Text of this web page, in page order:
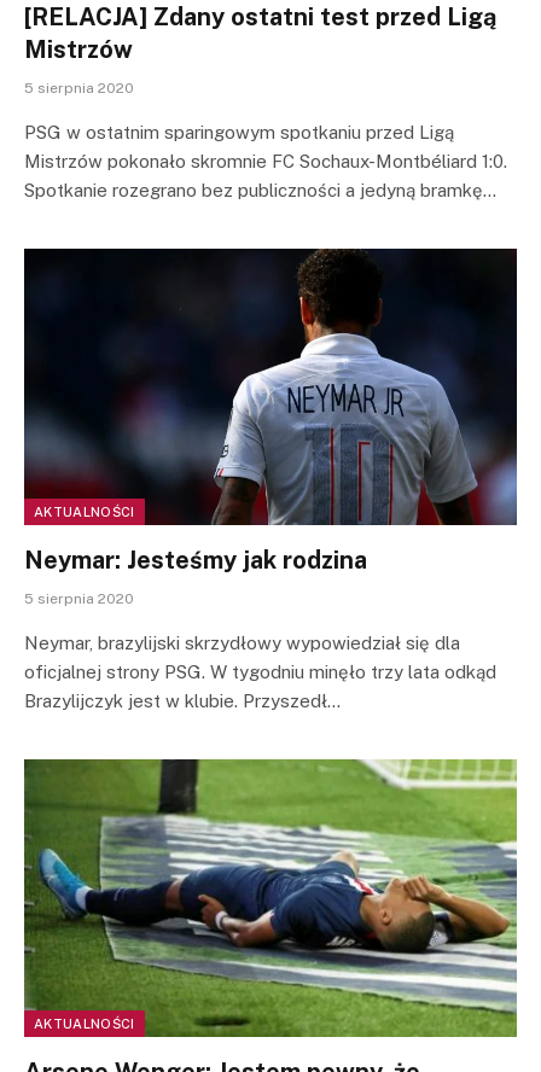
[RELACJA] Zdany ostatni test przed Ligą
Mistrzów
5 sierpnia 2020
PSG w ostatnim sparingowym spotkaniu przed Ligą
Mistrzów pokonało skromnie FC Sochaux-Montbéliard 1:0.
Spotkanie rozegrano bez publiczności a jedyną bramkę…
AKTUALNOŚCI
Neymar: Jesteśmy jak rodzina
5 sierpnia 2020
Neymar, brazylijski skrzydłowy wypowiedział się dla
oficjalnej strony PSG. W tygodniu minęło trzy lata odkąd
Brazylijczyk jest w klubie. Przyszedł…
AKTUALNOŚCI